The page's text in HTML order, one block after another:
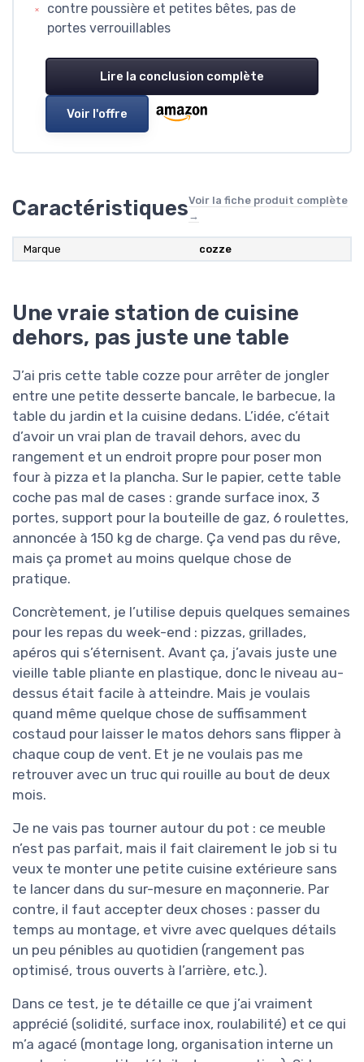
contre poussière et petites bêtes, pas de
portes verrouillables
Lire la conclusion complète
Voir l'offre
CaractéristiquesVoir la fiche produit complète
→
Marque cozze
Une vraie station de cuisine
dehors, pas juste une table
J’ai pris cette table cozze pour arrêter de jongler
entre une petite desserte bancale, le barbecue, la
table du jardin et la cuisine dedans. L’idée, c’était
d’avoir un vrai plan de travail dehors, avec du
rangement et un endroit propre pour poser mon
four à pizza et la plancha. Sur le papier, cette table
coche pas mal de cases : grande surface inox, 3
portes, support pour la bouteille de gaz, 6 roulettes,
annoncée à 150 kg de charge. Ça vend pas du rêve,
mais ça promet au moins quelque chose de
pratique.
Concrètement, je l’utilise depuis quelques semaines
pour les repas du week-end : pizzas, grillades,
apéros qui s’éternisent. Avant ça, j’avais juste une
vieille table pliante en plastique, donc le niveau au-
dessus était facile à atteindre. Mais je voulais
quand même quelque chose de suffisamment
costaud pour laisser le matos dehors sans flipper à
chaque coup de vent. Et je ne voulais pas me
retrouver avec un truc qui rouille au bout de deux
mois.
Je ne vais pas tourner autour du pot : ce meuble
n’est pas parfait, mais il fait clairement le job si tu
veux te monter une petite cuisine extérieure sans
te lancer dans du sur-mesure en maçonnerie. Par
contre, il faut accepter deux choses : passer du
temps au montage, et vivre avec quelques détails
un peu pénibles au quotidien (rangement pas
optimisé, trous ouverts à l’arrière, etc.).
Dans ce test, je te détaille ce que j’ai vraiment
apprécié (solidité, surface inox, roulabilité) et ce qui
m’a agacé (montage long, organisation interne un